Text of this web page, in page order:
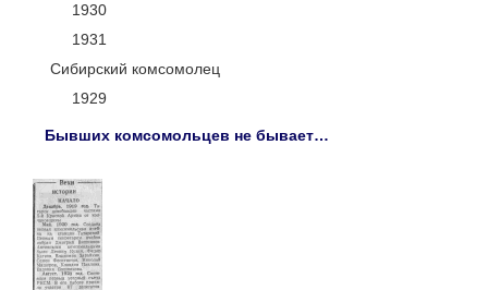
1930
1931
Сибирский комсомолец
1929
Бывших комсомольцев не бывает…